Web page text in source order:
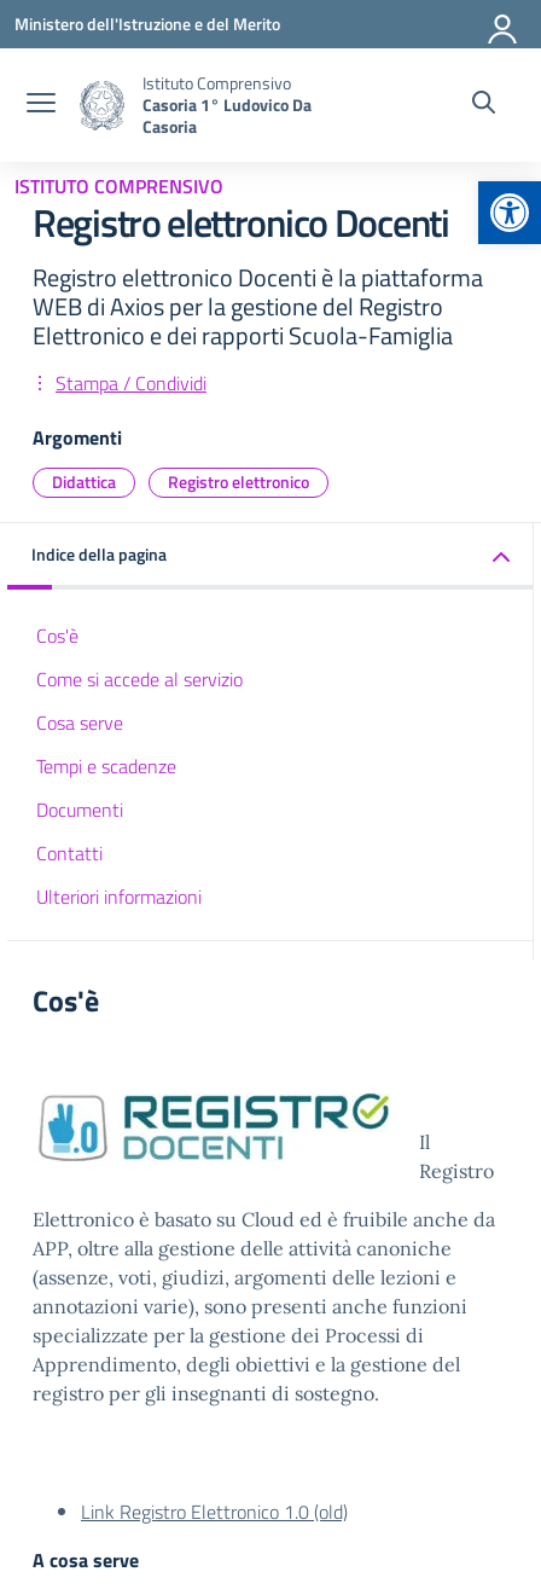
Vai ai contenuti
Vai al menu di navigazione
Vai al footer
Ministero dell'Istruzione e del Merito
Istituto Comprensivo
Casoria 1° Ludovico Da
Casoria
ISTITUTO COMPRENSIVO
Registro elettronico Docenti
Registro elettronico Docenti è la piattaforma
WEB di Axios per la gestione del Registro
Elettronico e dei rapporti Scuola-Famiglia
Stampa / Condividi
Argomenti
Didattica Registro elettronico
Indice della pagina
Cos'è
Come si accede al servizio
Cosa serve
Tempi e scadenze
Documenti
Contatti
Ulteriori informazioni
Cos'è
Il
Registro
Elettronico è basato su Cloud ed è fruibile anche da
APP, oltre alla gestione delle attività canoniche
(assenze, voti, giudizi, argomenti delle lezioni e
annotazioni varie), sono presenti anche funzioni
specializzate per la gestione dei Processi di
Apprendimento, degli obiettivi e la gestione del
registro per gli insegnanti di sostegno.
Link Registro Elettronico 1.0 (old)
A cosa serve